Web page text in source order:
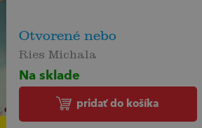
Otvorené nebo
Ries Michala
Na sklade
pridať do košíka